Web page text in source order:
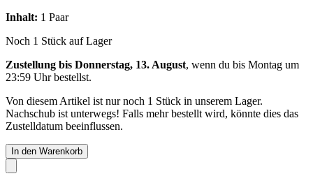
Inhalt: 1 Paar
Noch 1 Stück auf Lager
Zustellung bis Donnerstag, 13. August, wenn du bis Montag um
23:59 Uhrbestellst.
Von diesem Artikel ist nur noch 1 Stück in unserem Lager.
Nachschub ist unterwegs! Falls mehr bestellt wird, könnte dies das
Zustelldatum beeinflussen.
In den Warenkorb